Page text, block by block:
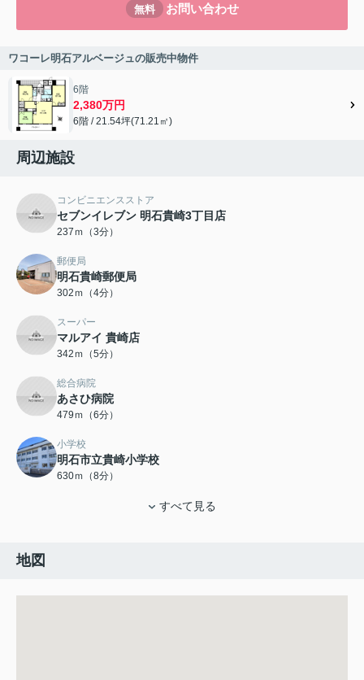
無料 お問い合わせ
ワコーレ明石アルベージュの販売中物件
6階
2,380万円
6階 / 21.54坪(71.21㎡)
周辺施設
コンビニエンスストア
セブンイレブン 明石貴崎3丁目店
237ｍ（3分）
郵便局
明石貴崎郵便局
302ｍ（4分）
スーパー
マルアイ 貴崎店
342ｍ（5分）
総合病院
あさひ病院
479ｍ（6分）
小学校
明石市立貴崎小学校
630ｍ（8分）
すべて見る
地図